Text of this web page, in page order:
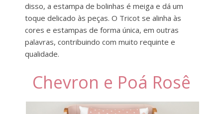
disso, a estampa de bolinhas é meiga e dá um
toque delicado às peças. O Tricot se alinha às
cores e estampas de forma única, em outras
palavras, contribuindo com muito requinte e
qualidade.
Chevron e Poá Rosê